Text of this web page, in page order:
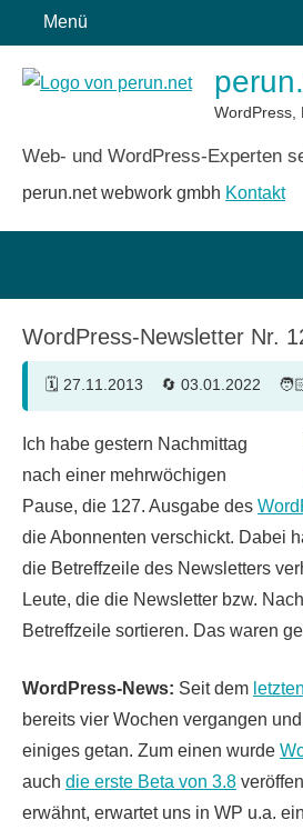
Inhalt
springen
Menü
WordPress,
Web- und WordPress-Experten
perun.net webwork gmbh Kontakt
WordPress-Newsletter Nr.
27.11.2013 03.01.2022
Ich habe gestern Nachmittag
nach einer mehrwöchigen
Pause, die 127. Ausgabe des
die Abonnenten verschickt. Dabei
die Betreffzeile des Newsletters
Leute, die die Newsletter bzw.
Betreffzeile sortieren. Das waren
WordPress-News: Seit dem
bereits vier Wochen vergangen
einiges getan. Zum einen wurde
auch die erste Beta von 3.8
erwähnt, erwartet uns in WP u.a.